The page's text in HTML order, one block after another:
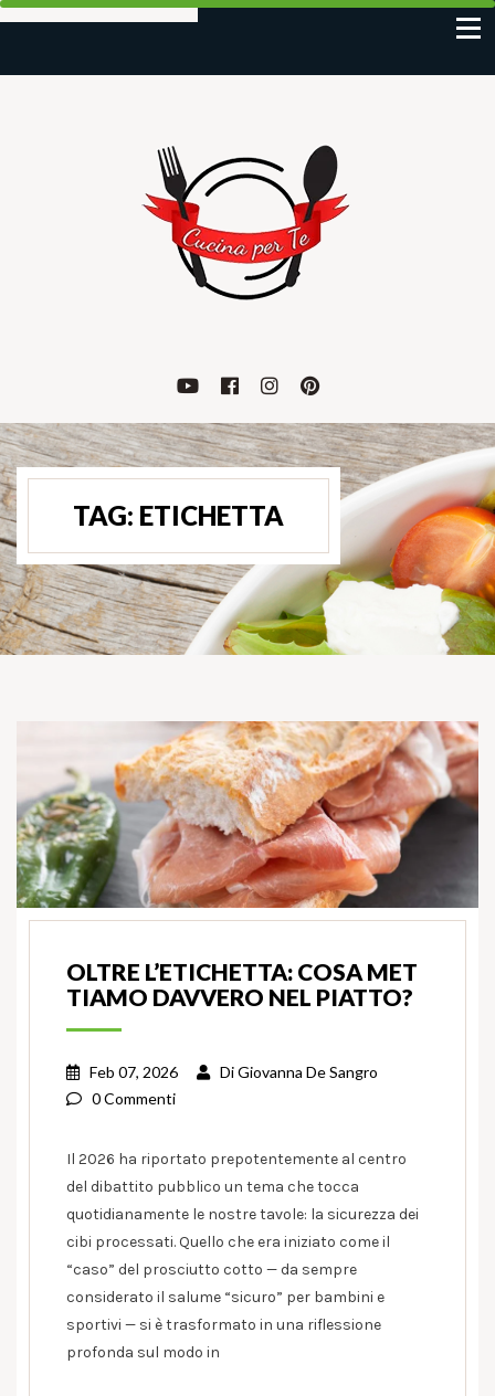
TAG: ETICHETTA
OLTRE L’ETICHETTA: COSA MET
TIAMO DAVVERO NEL PIATTO?
Feb 07, 2026 DiGiovanna De Sangro
0 Commenti
Il 2026 ha riportato prepotentemente al centro
del dibattito pubblico un tema che tocca
quotidianamente le nostre tavole: la sicurezza dei
cibi processati. Quello che era iniziato come il
“caso” del prosciutto cotto — da sempre
considerato il salume “sicuro” per bambini e
sportivi — si è trasformato in una riflessione
profonda sul modo in